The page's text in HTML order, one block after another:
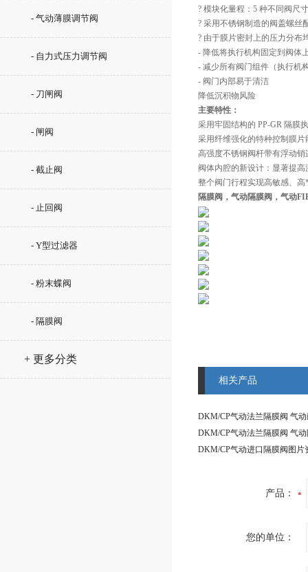
- 气动薄膜调节阀
- 自力式压力调节阀
- 刀闸阀
- 闸阀
- 截止阀
- 止回阀
- Y型过滤器
- 粉末蝶阀
- 隔膜阀
+ 更多分类
? 模块化量程：5 种不同阀尺
? 采用不锈钢制造的阀盖螺丝
? 由于膜片密封上的压力分布
- 降低将执行机构固定到阀体
- 减少所有阀门组件（执行机
- 阀门内部易于清洁
降低沉积物风险
主要特性：
采用牢固结构的 PP-GR 隔膜
采用纤维强化的特种控制膜
高强度不锈钢阀杆带有浮动
阀体内腔的新设计：显著提
整个阀门行程实现高敏感、
隔膜阀，气动隔膜阀，气动
相关产品
产品：
您的单位：